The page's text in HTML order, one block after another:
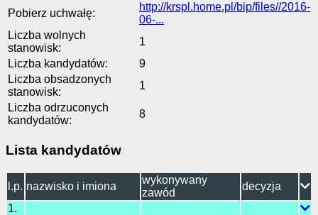
Pobierz uchwałę:
http://krspl.home.pl/bip/files//2016-
06-...
Liczba wolnych
stanowisk:
1
Liczba kandydatów:
9
Liczba obsadzonych
stanowisk:
1
Liczba odrzuconych
kandydatów:
8
Lista kandydatów
l.p. nazwisko i imiona
wykonywany
zawód
decyzja
1.